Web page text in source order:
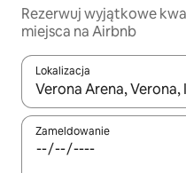
Rezerwuj wyjątkowe
miejsca na Airbnb
Lokalizacja
Gdy wyniki będą
Zameldowanie